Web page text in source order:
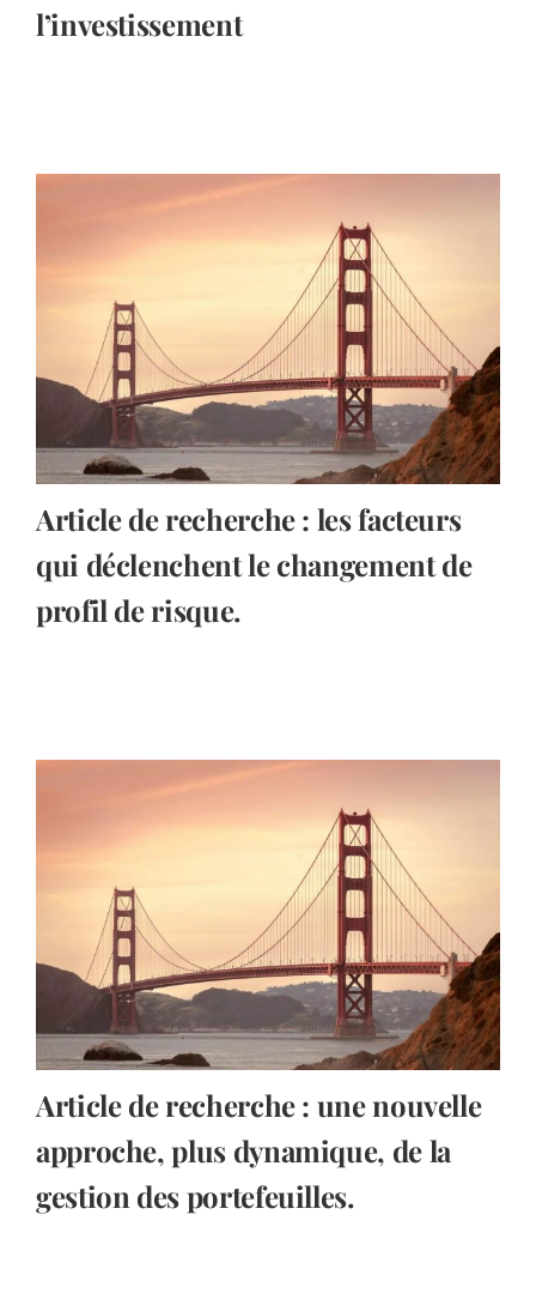
l’investissement
Article de recherche : les facteurs
qui déclenchent le changement de
profil de risque.
Article de recherche : une nouvelle
approche, plus dynamique, de la
gestion des portefeuilles.